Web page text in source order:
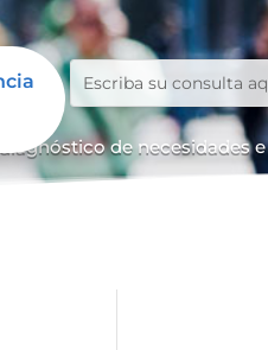
de necesidades e